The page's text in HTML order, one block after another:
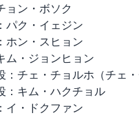
ョン・ボソク
パク・イェジン
ホン・スヒョン
ム・ジョンヒョン
：チェ・チョルホ（チェ・
：キム・ハクチョル
イ・ドクファン